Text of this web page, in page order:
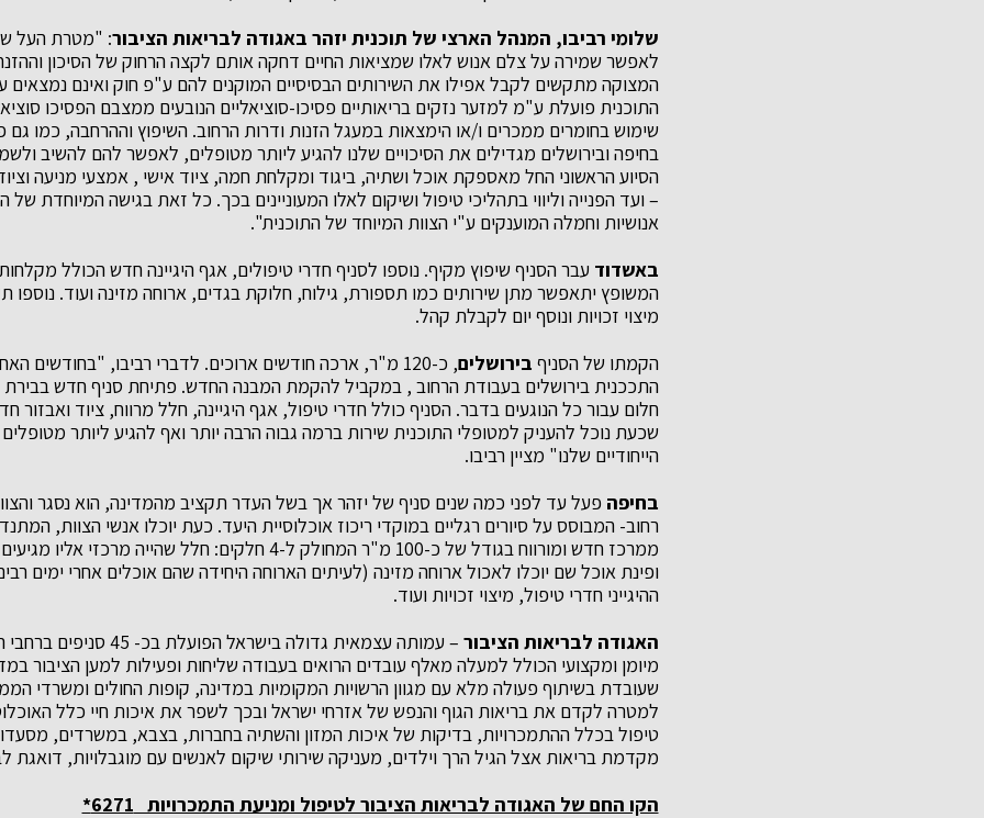
שלומי רביבו, המנהל הארצי של תוכנית יזהר באגודה לבריאות הציבור: "מטרת העל
לאפשר שמירה על צלם אנוש לאלו שמציאות החיים דחקה אותם לקצה הרחוק של הסיכון
המצוקה מתקשים לקבל אפילו את השירותים הבסיסיים המוקנים להם ע"פ חוק ואינם נמצאים
התוכנית פועלת ע"מ למזער נזקים בריאותיים פסיכו-סוציאליים הנובעים ממצבם הפסיכו
בחיפה ובירושלים מגדילים את הסיכויים שלנו להגיע ליותר מטופלים, לאפשר להם להשיב
הסיוע הראשוני החל מאספקת אוכל ושתיה, ביגוד ומקלחת חמה, ציוד אישי , אמצעי מניעה
– ועד הפנייה וליווי בתהליכי טיפול ושיקום לאלו המעוניינים בכך. כל זאת בגישה המיוחדת של
אנושיות וחמלה המוענקים ע"י הצוות המיוחד של התוכנית".
באשדוד עבר הסניף שיפוץ מקיף. נוספו לסניף חדרי טיפולים, אגף היגיינה חדש הכולל
המשופץ יתאפשר מתן שירותים כמו תספורת, גילוח, חלוקת בגדים, ארוחה מזינה ועוד. נוספו
מיצוי זכויות ונוסף יום לקבלת קהל.
הקמתו של הסניף בירושלים
, כ-120 מ"ר, ארכה חודשים ארוכים. לדברי רביבו, "בחודשים
התככנית בירושלים בעבודת הרחוב , במקביל להקמת המבנה החדש. פתיחת סניף חדש
חלום עבור כל הנוגעים בדבר. הסניף כולל חדרי טיפול, אגף היגיינה, חלל מרווח, ציוד ואבזור
שכעת נוכל להעניק למטופלי התוכנית שירות ברמה גבוה הרבה יותר ואף להגיע ליותר
הייחודיים שלנו" מציין רביבו.
בחיפה פעל עד לפני כמה שנים סניף של יזהר אך בשל העדר תקציב מהמדינה, הוא נסגר
רחוב- המבוסס על סיורים רגליים במוקדי ריכוז אוכלוסיית היעד. כעת יוכלו אנשי הצוות,
ממרכז חדש ומורווח בגודל של כ-100 מ"ר המחולק ל-4 חלקים: חלל
ופינת אוכל שם יוכלו לאכול ארוחה מזינה (לעיתים הארוחה היחידה שהם אוכלים אחרי ימים
ההיגייני חדרי טיפול, מיצוי זכויות ועוד.
האגודה לבריאות הציבור
– עמותה עצמאית גדולה בישראל
מיומן ומקצועי הכולל למעלה מאלף עובדים הרואים בעבודה שליחות ופעילות למען הציבור
שעובדת בשיתוף פעולה מלא עם מגוון הרשויות המקומיות במדינה, קופות החולים ומשרדי
למטרה לקדם את בריאות הגוף והנפש של אזרחי ישראל ובכך לשפר את איכות חיי כלל
טיפול בכלל ההתמכרויות, בדיקות של איכות המזון והשתיה בחברות, בצבא, במשרדים,
מקדמת בריאות אצל הגיל הרך וילדים, מעניקה שירותי שיקום לאנשים עם מוגבלויות, דואגת
הקו החם של האגודה לבריאות הציבור לטיפול ומניעת התמכרויות 6271*